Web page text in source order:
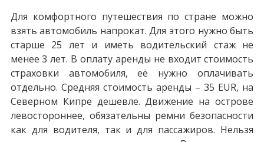
Для комфортного путешествия по стране можно
взять автомобиль напрокат. Для этого нужно быть
старше 25 лет и иметь водительский стаж не
менее 3 лет. В оплату аренды не входит стоимость
страховки автомобиля, её нужно оплачивать
отдельно. Средняя стоимость аренды – 35 EUR, на
Северном Кипре дешевле. Движение на острове
левостороннее, обязательны ремни безопасности
как для водителя, так и для пассажиров. Нельзя